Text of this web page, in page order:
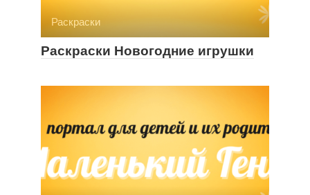
Раскраски
Раскраски Новогодние игрушки